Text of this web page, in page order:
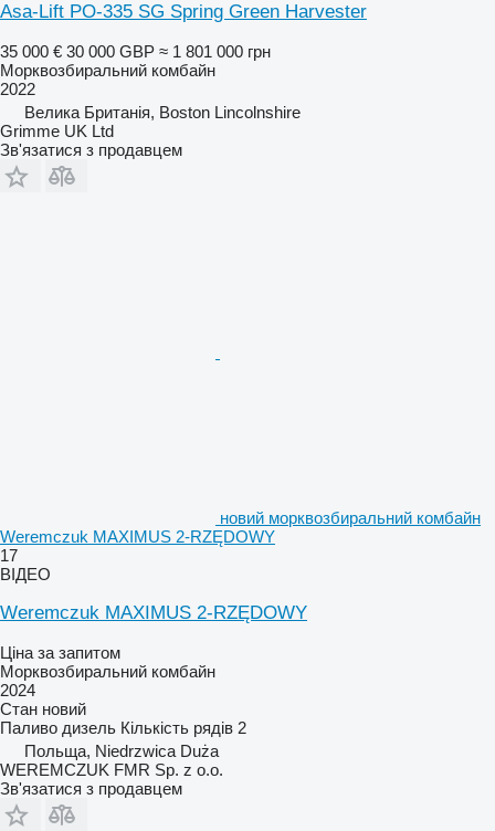
Asa-Lift PO-335 SG Spring Green Harvester
35 000 € 30 000 GBP ≈ 1 801 000 грн
Морквозбиральний комбайн
2022
Велика Британія, Boston Lincolnshire
Grimme UK Ltd
Зв'язатися з продавцем
новий морквозбиральний комбайн
Weremczuk MAXIMUS 2-RZĘDOWY
17
ВІДЕО
Weremczuk MAXIMUS 2-RZĘDOWY
Ціна за запитом
Морквозбиральний комбайн
2024
Стан новий
Паливо дизель Кількість рядів 2
Польща, Niedrzwica Duża
WEREMCZUK FMR Sp. z o.o.
Зв'язатися з продавцем